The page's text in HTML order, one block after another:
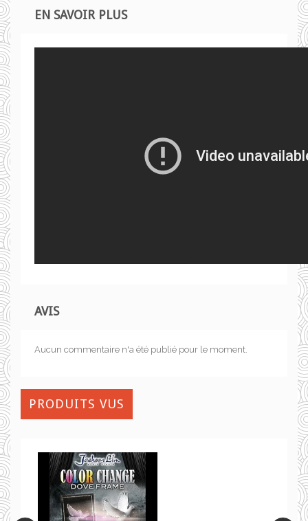
EN SAVOIR PLUS
AVIS
Aucun commentaire n'a été publié pour le moment.
PRODUITS VUS